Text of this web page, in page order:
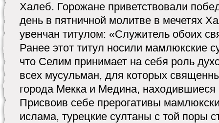
Халеб. Горожане приветствовали
день в пятничной молитве в мечетях
увенчан титулом: «Служитель обоих
Ранее этот титул носили мамлюкские
что Селим принимает на себя роль
всех мусульман, для которых
города Мекка и Медина,
Присвоив себе прерогативы
ислама, турецкие султаны с той поры